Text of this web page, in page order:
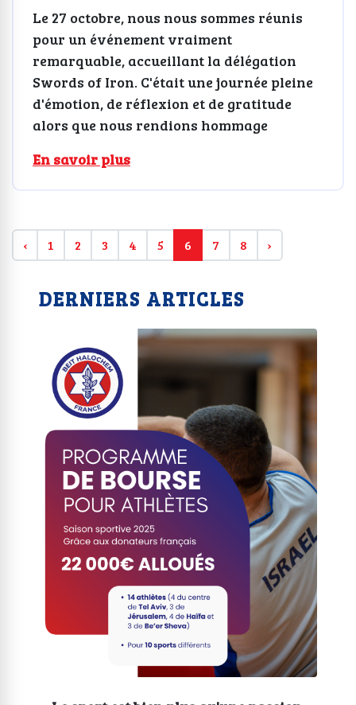
Le 27 octobre, nous nous sommes réunis
pour un événement vraiment
remarquable, accueillant la délégation
Swords of Iron. C'était une journée pleine
d'émotion, de réflexion et de gratitude
alors que nous rendions hommage
En savoir plus
‹ 1 2 3 4 5 6 7 8 ›
DERNIERS ARTICLES